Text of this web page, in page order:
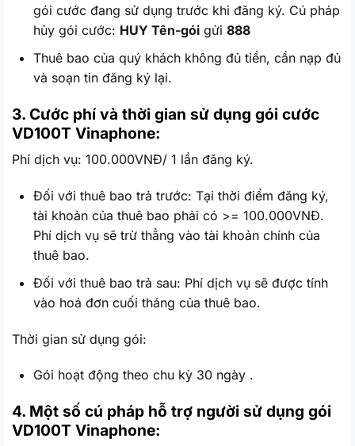
gói cước đang sử dụng trước khi đăng ký. Cú pháp
hủy gói cước: HUY Tên-gói gửi888
Thuê bao của quý khách không đủ tiền, cần nạp đủ
và soạn tin đăng ký lại.
3. Cước phí và thời gian sử dụng gói cước
VD100T Vinaphone:
Phí dịch vụ: 100.000VNĐ/ 1 lần đăng ký.
Đối với thuê bao trả trước: Tại thời điểm đăng ký,
tài khoản của thuê bao phải có >= 100.000VNĐ.
Phí dịch vụ sẽ trừ thẳng vào tài khoản chính của
thuê bao.
Đối với thuê bao trả sau: Phí dịch vụ sẽ được tính
vào hoá đơn cuối tháng của thuê bao.
Thời gian sử dụng gói:
Gói hoạt động theo chu kỳ 30 ngày .
4. Một số cú pháp hỗ trợ người sử dụng gói
VD100T Vinaphone: